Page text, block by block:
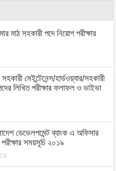
মাঠ সহকারী পদে নিয়োগ পরীক্ষার
মেইন্টেনেন্স/হার্ডওয়্যার/সহকারী
লিখিত পরীক্ষার ফলাফল ও ভাইভা
ডেভেলপমেন্ট ব্যাংক এ অফিসার
সময়সূচি ২০১৯